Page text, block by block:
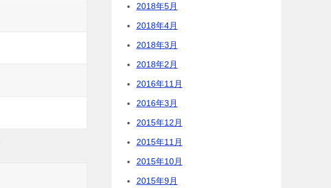
2018年5月
2018年4月
2018年3月
2018年2月
2016年11月
2016年3月
2015年12月
2015年11月
2015年10月
2015年9月